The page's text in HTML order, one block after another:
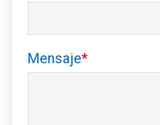
Mensaje*